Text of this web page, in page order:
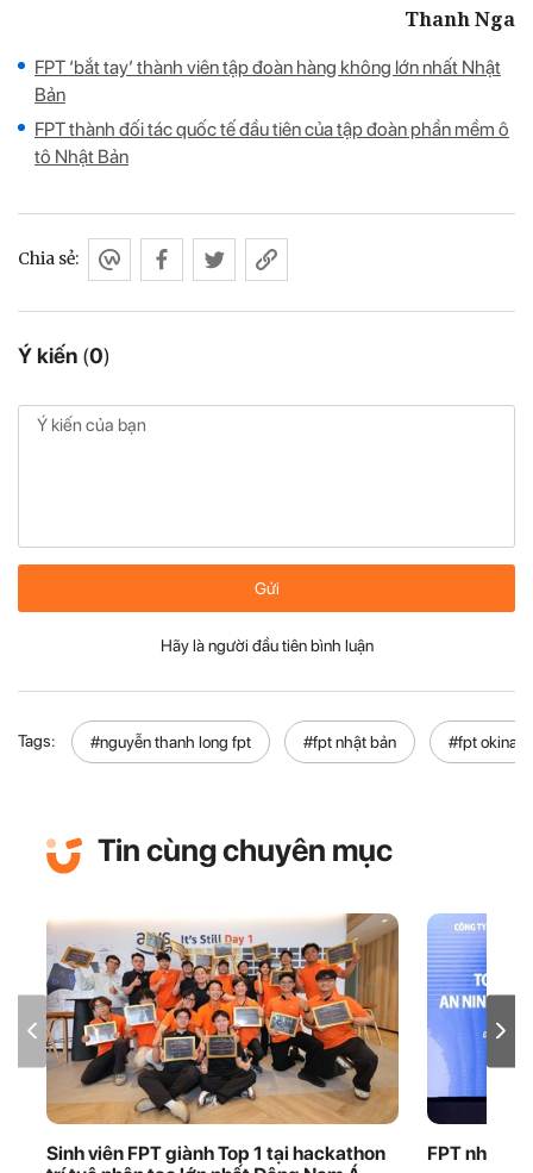
Thanh Nga
FPT ‘bắt tay’ thành viên tập đoàn hàng không lớn nhất Nhật
Bản
FPT thành đối tác quốc tế đầu tiên của tập đoàn phần mềm ô
tô Nhật Bản
Ý kiến (0)
Chia sẻ:
Gửi
Hãy là người đầu tiên bình luận
Tags: #nguyễn thanh long fpt #fpt nhật bản #fpt
Tin cùng chuyên mục
Sinh viên FPT giành Top 1 tại hackathon
FPT nhận